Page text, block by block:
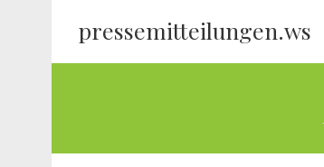
pressemitteilungen.ws